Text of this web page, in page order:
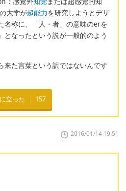
大学が超能力を研究しようとデザ
名称に、「人・者」の意味のerを
となったという説が一般的のよう
来た言葉という訳ではないんです
立った 157
2016/01/14 19:51